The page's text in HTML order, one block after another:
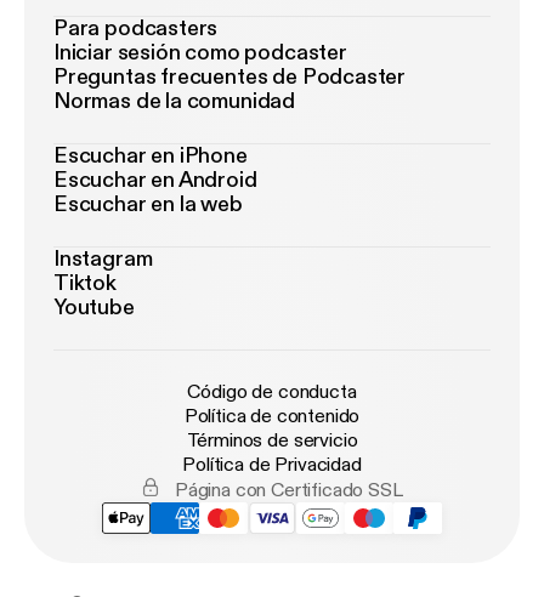
Para podcasters
Iniciar sesión como podcaster
Preguntas frecuentes de Podcaster
Normas de la comunidad
Escuchar en iPhone
Escuchar en Android
Escuchar en la web
Instagram
Tiktok
Youtube
Código de conducta
Política de contenido
Términos de servicio
Política de Privacidad
Página con Certificado SSL